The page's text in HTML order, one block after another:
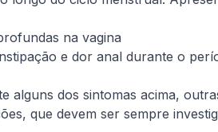
na vagina
e dor anal durante o
alguns dos sintomas acima,
que devem ser sempre